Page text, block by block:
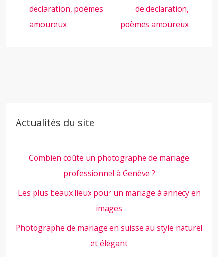
declaration, poèmes
amoureux
de declaration,
poèmes amoureux
Actualités du site
Combien coûte un photographe de mariage
professionnel à Genève ?
Les plus beaux lieux pour un mariage à annecy en
images
Photographe de mariage en suisse au style naturel
et élégant